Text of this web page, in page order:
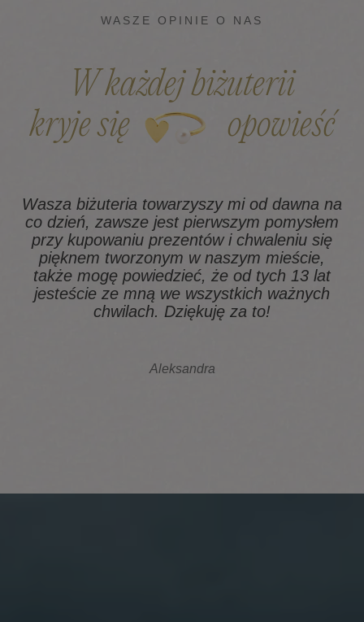
WASZE OPINIE O NAS
W każdej biżuterii
kryje się
opowieść
Wasza biżuteria towarzyszy mi od dawna na
co dzień, zawsze jest pierwszym pomysłem
przy kupowaniu prezentów i chwaleniu się
pięknem tworzonym w naszym mieście,
także mogę powiedzieć, że od tych 13 lat
jesteście ze mną we wszystkich ważnych
chwilach. Dziękuję za to!
Aleksandra